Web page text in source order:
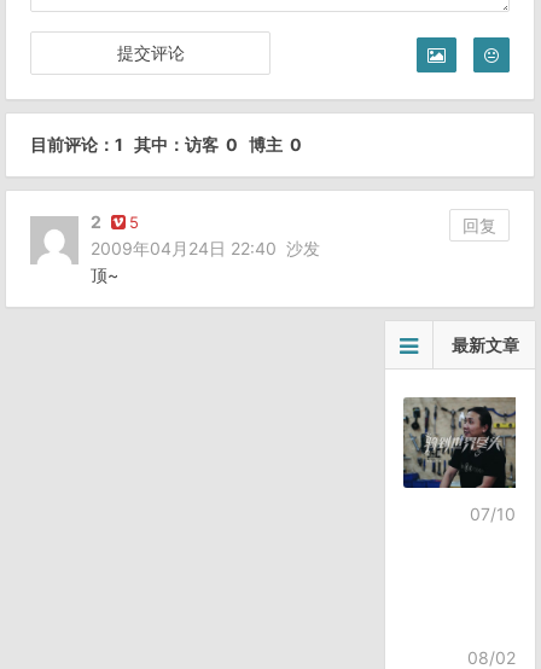
目前评论：1 其中：访客 0 博主 0
2 5
回复
2009年04月24日 22:40 沙发
顶~
最新文章
07/10
08/02